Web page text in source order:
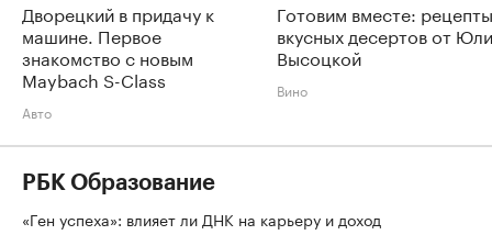
Дворецкий в придачу к
машине. Первое
знакомство с новым
Maybach S-Class
Авто
Готовим вместе: рецепты
вкусных десертов от
Высоцкой
Вино
РБК Образование
«Ген успеха»: влияет ли ДНК на карьеру и доход